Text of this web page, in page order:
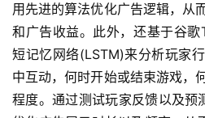
用先进的算法优化广告逻辑，从
和广告收益。此外，还基于谷
短记忆网络(LSTM)来分析玩家
中互动，何时开始或结束游戏，
程度。通过测试玩家反馈以及预